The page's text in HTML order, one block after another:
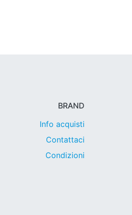
BRAND
Info acquisti
Contattaci
Condizioni